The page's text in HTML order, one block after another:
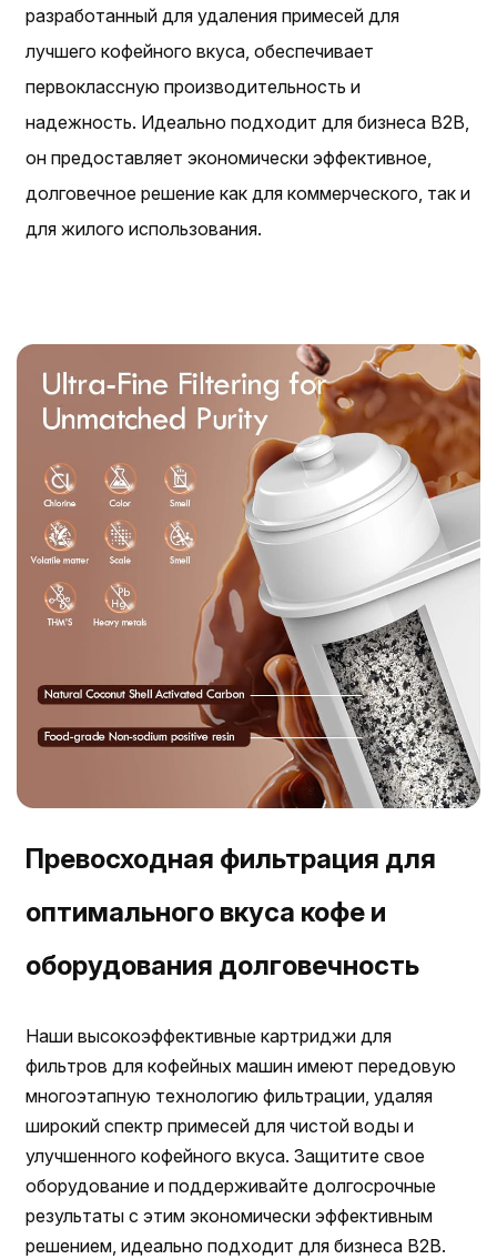
разработанный для удаления примесей для
лучшего кофейного вкуса, обеспечивает
первоклассную производительность и
надежность. Идеально подходит для бизнеса B2B,
он предоставляет экономически эффективное,
долговечное решение как для коммерческого, так и
для жилого использования.
Превосходная фильтрация для
оптимального вкуса кофе и
оборудования долговечность
Наши высокоэффективные картриджи для
фильтров для кофейных машин имеют передовую
многоэтапную технологию фильтрации, удаляя
широкий спектр примесей для чистой воды и
улучшенного кофейного вкуса. Защитите свое
оборудование и поддерживайте долгосрочные
результаты с этим экономически эффективным
решением, идеально подходит для бизнеса B2B.